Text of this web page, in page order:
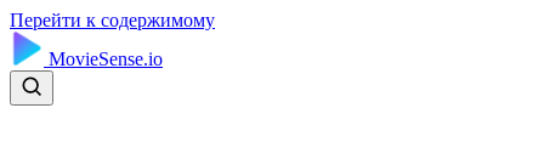
Перейти к содержимому
MovieSense.io